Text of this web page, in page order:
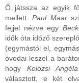
Ő játssza az egyik
mellett.Paul Maar
fejjel nézve egy
idők óta időző
(egymástól el,
óvodai leszel a
hogy Kolozsi Angéla
választott, e két